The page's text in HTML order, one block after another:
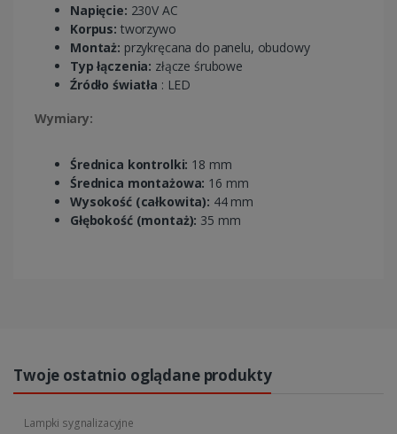
Napięcie: 230V AC
Korpus: tworzywo
Montaż: przykręcana do panelu, obudowy
Typ łączenia: złącze śrubowe
Źródło światła : LED
Wymiary:
Średnica kontrolki: 18 mm
Średnica montażowa: 16 mm
Wysokość (całkowita): 44 mm
Głębokość (montaż): 35 mm
Twoje ostatnio oglądane produkty
Lampki sygnalizacyjne